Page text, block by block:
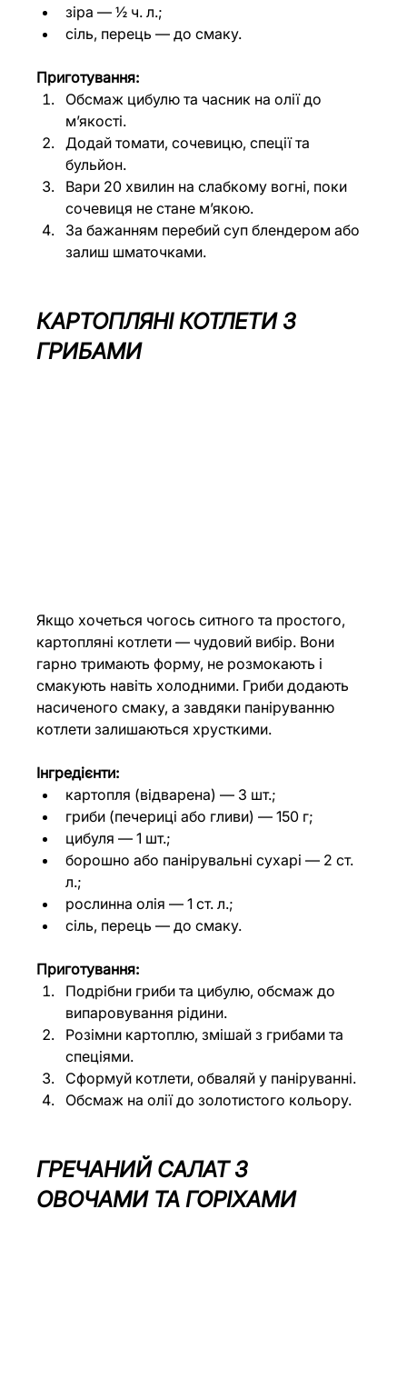
зіра — ½ ч. л.;
сіль, перець — до смаку.
Приготування:
Обсмаж цибулю та часник на олії до
м’якості.
Додай томати, сочевицю, спеції та
бульйон.
Вари 20 хвилин на слабкому вогні, поки
сочевиця не стане м’якою.
За бажанням перебий суп блендером або
залиш шматочками.
КАРТОПЛЯНІ КОТЛЕТИ З
ГРИБАМИ
Якщо хочеться чогось ситного та простого,
картопляні котлети — чудовий вибір. Вони
гарно тримають форму, не розмокають і
смакують навіть холодними. Гриби додають
насиченого смаку, а завдяки паніруванню
котлети залишаються хрусткими.
Інгредієнти:
картопля (відварена) — 3 шт.;
гриби (печериці або гливи) — 150 г;
цибуля — 1 шт.;
борошно або панірувальні сухарі — 2 ст.
л.;
рослинна олія — 1 ст. л.;
сіль, перець — до смаку.
Приготування:
Подрібни гриби та цибулю, обсмаж до
випаровування рідини.
Розімни картоплю, змішай з грибами та
спеціями.
Сформуй котлети, обваляй у паніруванні.
Обсмаж на олії до золотистого кольору.
ГРЕЧАНИЙ САЛАТ З
ОВОЧАМИ ТА ГОРІХАМИ